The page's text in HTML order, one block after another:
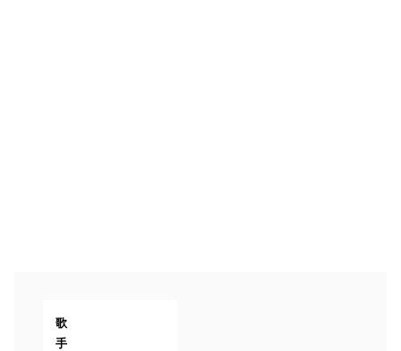
歌
手